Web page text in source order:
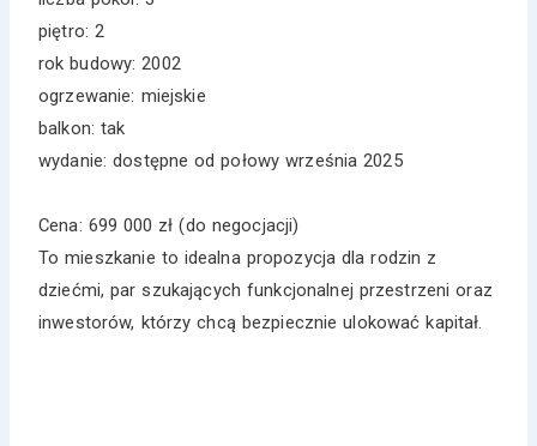
piętro: 2
rok budowy: 2002
ogrzewanie: miejskie
balkon: tak
wydanie: dostępne od połowy września 2025
Cena: 699 000 zł (do negocjacji)
To mieszkanie to idealna propozycja dla rodzin z
dziećmi, par szukających funkcjonalnej przestrzeni oraz
inwestorów, którzy chcą bezpiecznie ulokować kapitał.